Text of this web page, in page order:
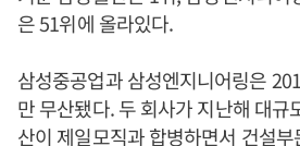
은 51위에 올라있다.
삼성중공업과 삼성엔지니어링은
만 무산됐다. 두 회사가 지난해 대규
산이 제일모직과 합병하면서 건설